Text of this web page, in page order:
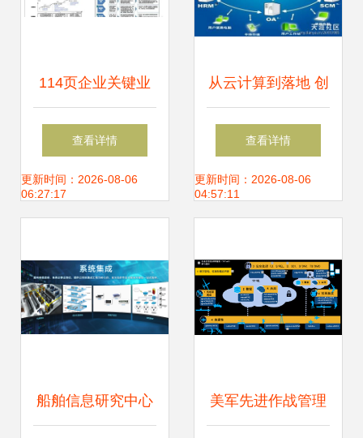
114页企业关键业
务流程 从战略规划
产品开发物料采购
查看详情
更新时间：2026-08-06
06:27:17
从云计算到落地 创
业者的信息系统集
成服务实战指南
查看详情
更新时间：2026-08-06
04:57:11
船舶信息研究中心 美军先进作战管理